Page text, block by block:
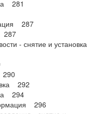
281
287
287
- снятие и установка
290
292
294
296